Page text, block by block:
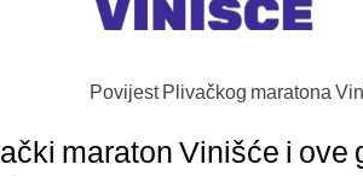
Povijest Plivačkog maratona
maraton Vinišće i ove